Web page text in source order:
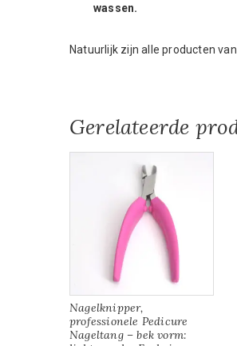
wassen.
Natuurlijk zijn alle producten
Gerelateerde
Nagelknipper,
professionele Pedicure
Nageltang – bek vorm: